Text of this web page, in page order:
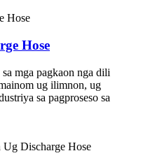
Hose
mga pagkaon nga dili
ug ilimnon, ug
sa pagproseso sa